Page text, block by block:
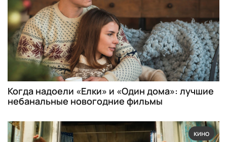
Когда надоели «Елки» и «Один дома»: лучшие
небанальные новогодние фильмы
кино